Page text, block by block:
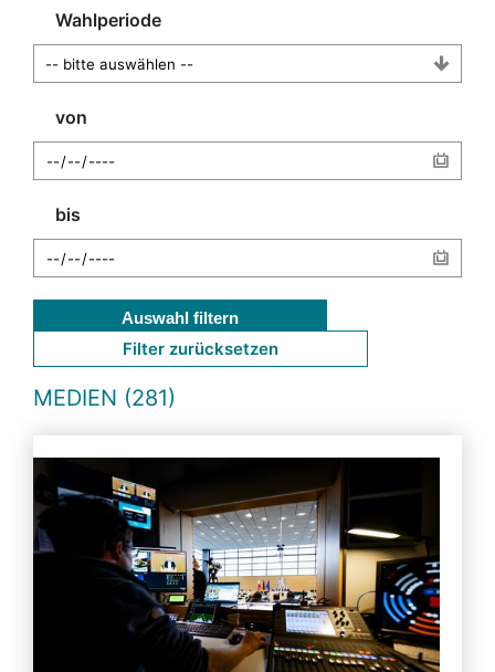
Wahlperiode
von
bis
Auswahl filtern
Filter zurücksetzen
MEDIEN (281)